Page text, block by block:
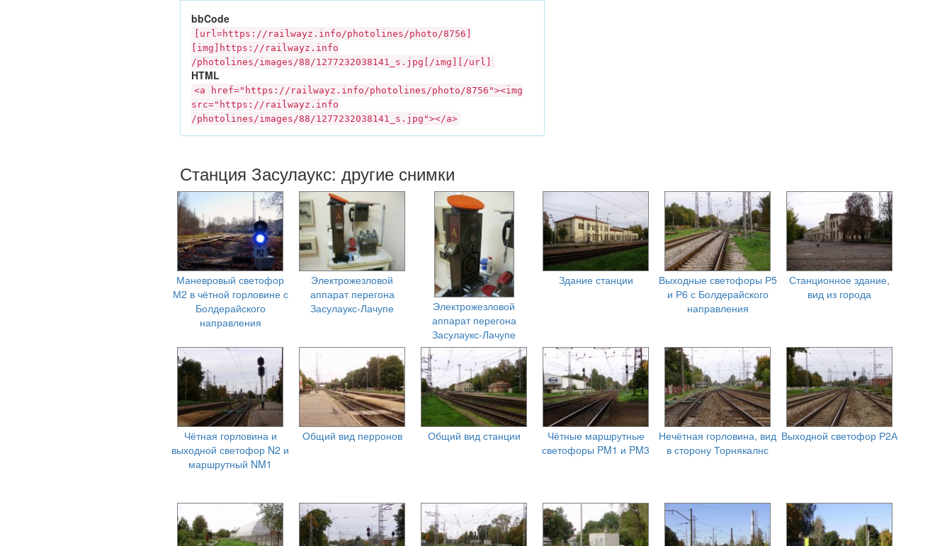
bbCode
[url=https:// railwayz.info/photolines/photo/8756]
[img]https:// railwayz.info
/photolines/images/88/1277232038141_s.jpg[/img][/url]
HTML
<a href="https:// railwayz.info/photolines/photo/8756"><img
src="https:// railwayz.info
/photolines/images/88/1277232038141_s.jpg"></a>
Станция Засулаукс: другие снимки
Маневровый светофор
М2 в чётной горловине с
Болдерайского
направления
Электрожезловой
аппарат перегона
Засулаукс-Лачупе
Электрожезловой
аппарат перегона
Засулаукс-Лачупе
Здание станции
Выходные светофоры Р5
и Р6 с Болдерайского
направления
Станционное здание,
вид из города
Чётная горловина и
выходной светофор N2 и
маршрутный NM1
Общий вид перронов Общий вид станции
Чётные маршрутные
светофоры PM1 и PM3
Нечётная горловина, вид
в сторону Торнякалнс
Выходной светофор Р2А